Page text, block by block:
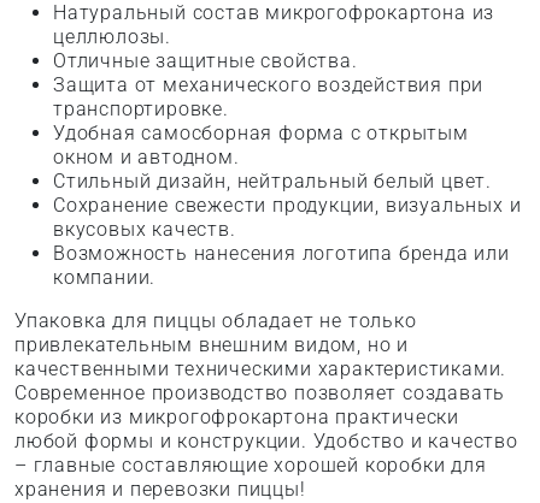
Натуральный состав микрогофрокартона из
целлюлозы.
Отличные защитные свойства.
Защита от механического воздействия при
транспортировке.
Удобная самосборная форма с открытым
окном и автодном.
Стильный дизайн, нейтральный белый цвет.
Сохранение свежести продукции, визуальных и
вкусовых качеств.
Возможность нанесения логотипа бренда или
компании.
Упаковка для пиццы обладает не только
привлекательным внешним видом, но и
качественными техническими характеристиками.
Современное производство позволяет создавать
коробки из микрогофрокартона практически
любой формы и конструкции. Удобство и качество
– главные составляющие хорошей коробки для
хранения и перевозки пиццы!